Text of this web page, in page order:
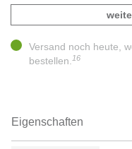
Versand noch heute,
bestellen. 16
Eigenschaften